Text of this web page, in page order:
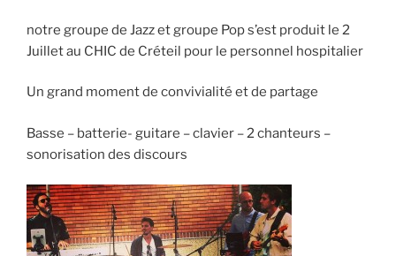
notre groupe de Jazz et groupe Pop s’est produit le 2
Juillet au CHIC de Créteil pour le personnel hospitalier
Un grand moment de convivialité et de partage
Basse – batterie- guitare – clavier – 2 chanteurs –
sonorisation des discours